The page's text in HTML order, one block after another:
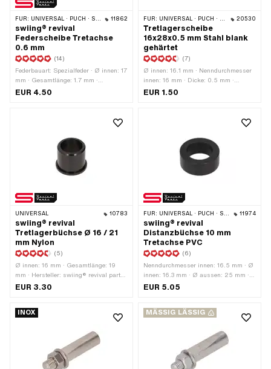
FÜR: UNIVERSAL · PUCH · SACHS · PONY / CILO (BETA 521 & 512) · PIAGGIO · ZÜNDAPP BELMONDO · ALPA CHOPPER / TURBO · CILO 11862
swiing® revival
Federscheibe Tretachse
0.6 mm
(14)
Federbauart: Spezialfeder · Ø innen: 17
mm · Gesamtlänge: 1.7 mm ·
Hersteller: swiing® revival parts ·
EUR 4.50
FÜR: UNIVERSAL · PUCH · SACHS 20530
Tretlagerscheibe
16x28x0.5 mm Stahl blank
gehärtet
(7)
Ø innen: 16.1 mm · Nenndurchmesser
innen: 16 mm · Dicke: 0.5 mm ·
Nenndurchmesser (Gewinde): 16 mm ·
EUR 1.50
UNIVERSAL 10783
swiing® revival
Tretlagerbüchse Ø 16 / 21
mm Nylon
(5)
Ø innen: 16 mm · Gesamtlänge: 19
mm · Hersteller: swiing® revival parts
· Material: Nylon · Farbe: schwarz ·
EUR 3.30
FÜR: UNIVERSAL · PUCH · SACHS · ZÜNDAPP BELMONDO 11974
swiing® revival
Distanzbüchse 10 mm
Tretachse PVC
(6)
Nenndurchmesser innen: 16.5 mm · Ø
innen: 16.3 mm · Ø aussen: 25 mm ·
Hersteller: swiing® revival parts ·
EUR 5.05
INOX MÄSSIG LÄSSIG